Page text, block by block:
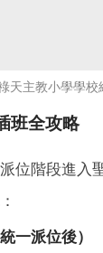
天主教小學學校
班全攻略
位階段進入
一派位後）